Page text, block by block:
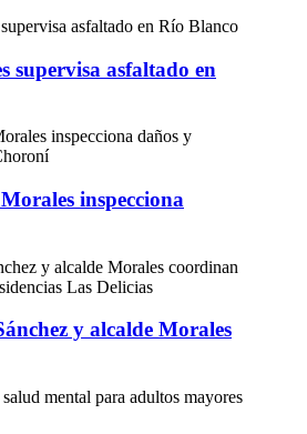
supervisa asfaltado en
inspecciona
y alcalde Morales